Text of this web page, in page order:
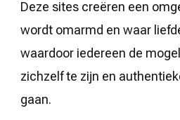
Deze sites creëren een
wordt omarmd en waar
waardoor iedereen de
zichzelf te zijn en
gaan.